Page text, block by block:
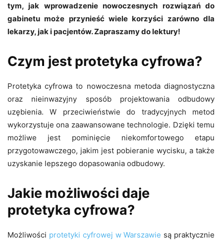
tym, jak wprowadzenie nowoczesnych rozwiązań do
gabinetu może przynieść wiele korzyści zarówno dla
lekarzy, jak i pacjentów. Zapraszamy do lektury!
Czym jest protetyka cyfrowa?
Protetyka cyfrowa to nowoczesna metoda diagnostyczna
oraz nieinwazyjny sposób projektowania odbudowy
uzębienia. W przeciwieństwie do tradycyjnych metod
wykorzystuje ona zaawansowane technologie. Dzięki temu
możliwe jest pominięcie niekomfortowego etapu
przygotowawczego, jakim jest pobieranie wycisku, a także
uzyskanie lepszego dopasowania odbudowy.
Jakie możliwości daje
protetyka cyfrowa?
Możliwości protetyki cyfrowej w Warszawie są praktycznie